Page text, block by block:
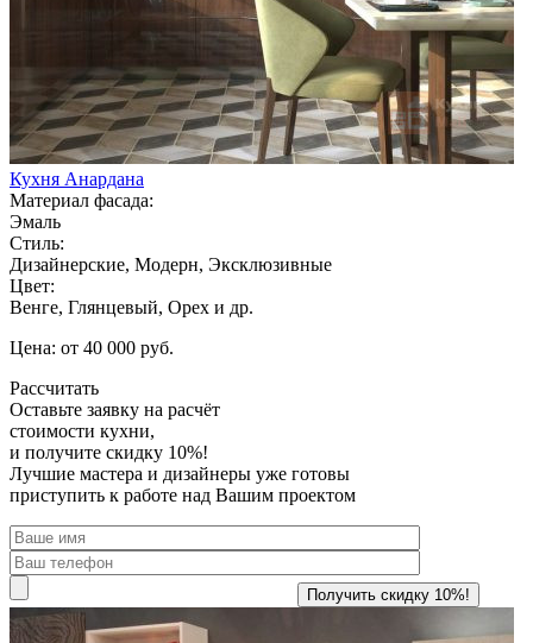
Кухня Анардана
Материал фасада:
Эмаль
Стиль:
Дизайнерские, Модерн, Эксклюзивные
Цвет:
Венге, Глянцевый, Орех и др.
Цена: от 40 000 руб.
Рассчитать
Оставьте заявку на расчёт
стоимости кухни,
и получите скидку 10%!
Лучшие мастера и дизайнеры уже готовы
приступить к работе над Вашим проектом